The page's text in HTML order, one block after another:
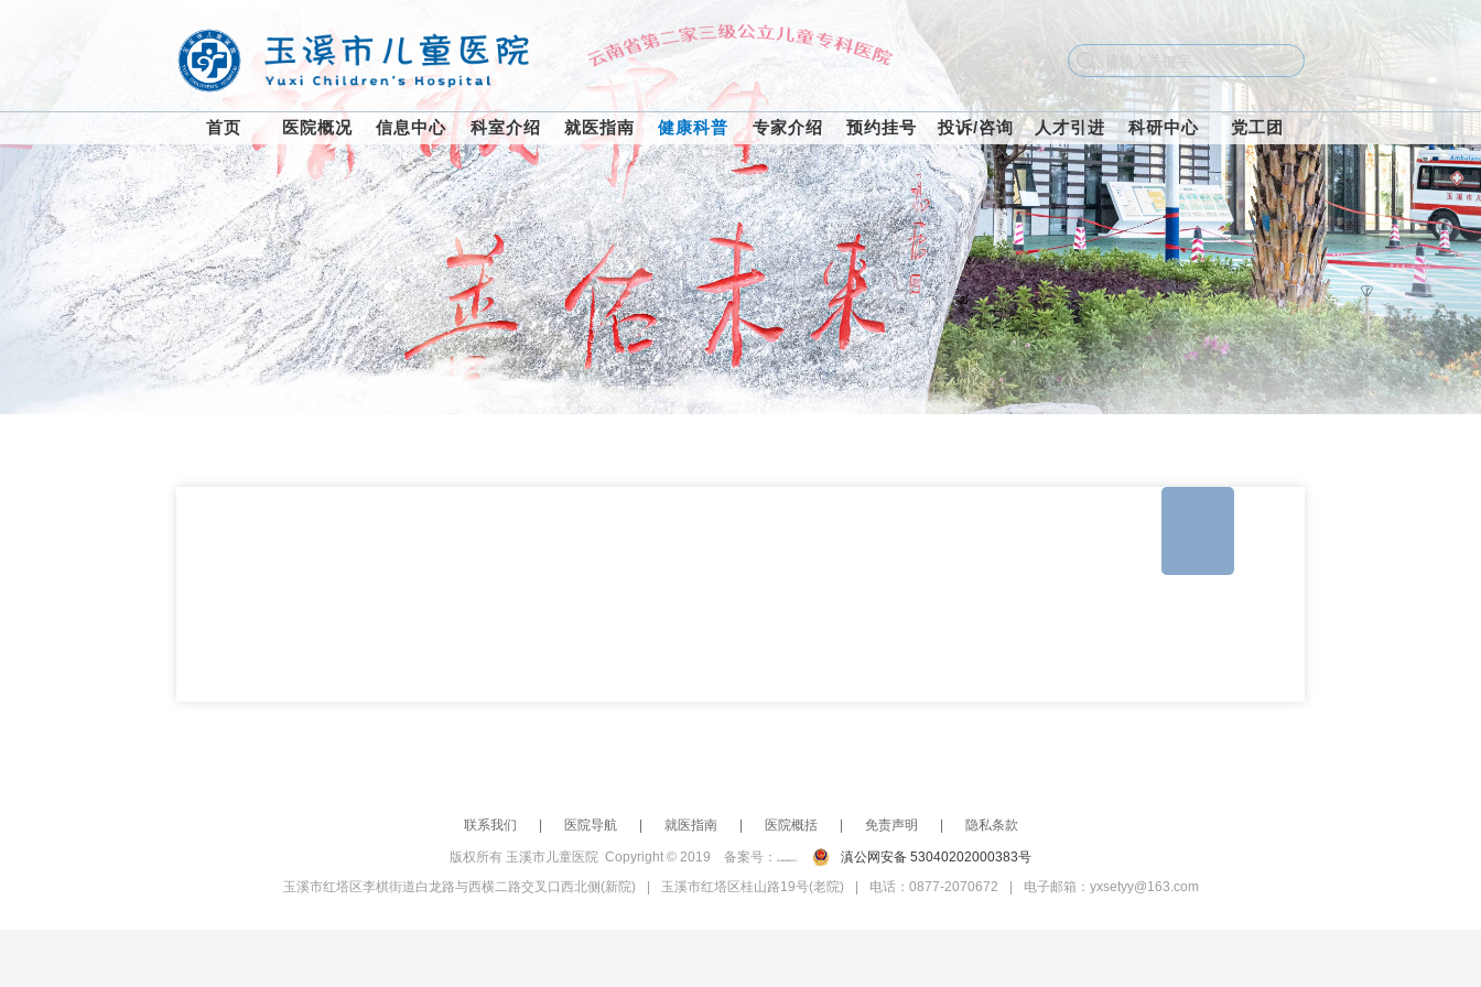
首页 医院概况 信息中心 科室介绍 就医指南 健康科普 专家介绍 预约挂号 投诉/咨询 人才引进 科研中心 党工团
联系我们 医院导航 就医指南 医院概括 免责声明 隐私条款
版权所有 玉溪市儿童医院 Copyright © 2019 备案号：
滇公网安备 53040202000383号
玉溪市红塔区李棋街道白龙路与西横二路交叉口西北侧(新院)
玉溪市红塔区桂山路19号(老院) 电话：0877-2070672 电子邮箱：yxsetyy@163.com